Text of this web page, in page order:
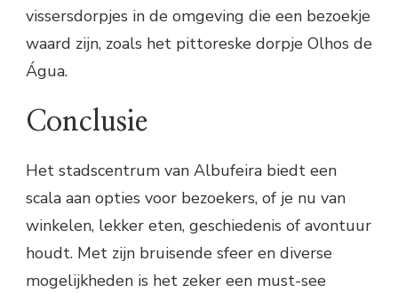
vissersdorpjes in de omgeving die een bezoekje
waard zijn, zoals het pittoreske dorpje Olhos de
Água.
Conclusie
Het stadscentrum van Albufeira biedt een
scala aan opties voor bezoekers, of je nu van
winkelen, lekker eten, geschiedenis of avontuur
houdt. Met zijn bruisende sfeer en diverse
mogelijkheden is het zeker een must-see